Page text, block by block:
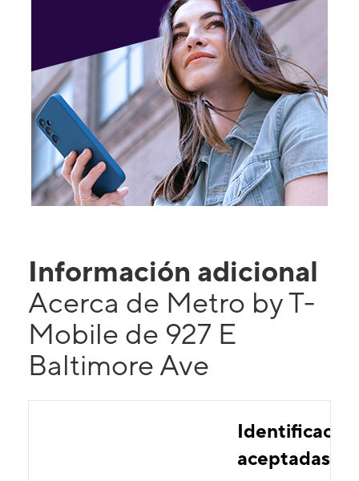
Información adicional
Acerca de Metro by T-
Mobile de 927 E
Baltimore Ave
aceptadas